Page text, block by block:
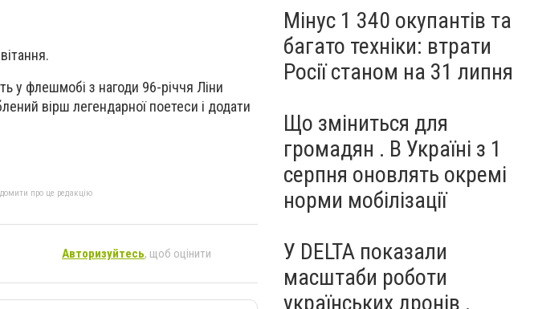
у флешмобі з нагоди 96-річчя Ліни
вірш легендарної поетеси і додати
про це редакцію
Авторизуйтесь, щоб оцінити
Мінус 1 340 окупантів та
багато техніки: втрати
Росії станом на 31 липня
Що зміниться для
громадян . В Україні з 1
серпня оновлять окремі
норми мобілізації
У DELTA показали
масштаби роботи
українських дронів .